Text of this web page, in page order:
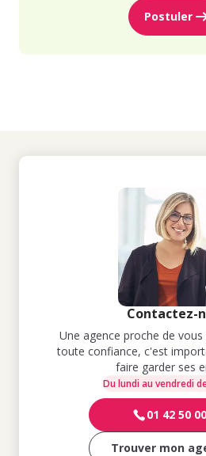
Postuler
Contactez-
Une agence proche de
toute confiance, c'est
faire garder ses
Du lundi au vendredi
01 42 50
Trouver mon